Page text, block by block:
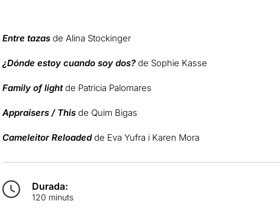
Entre tazasde Alina Stockinger
¿Dónde estoy cuando soy dos?de Sophie Kasse
Family of lightde Patricia Palomares
Appraisers / Thisde Quim Bigas
Cameleitor Reloaded de Eva Yufra i Karen Mora
Durada:
120 minuts